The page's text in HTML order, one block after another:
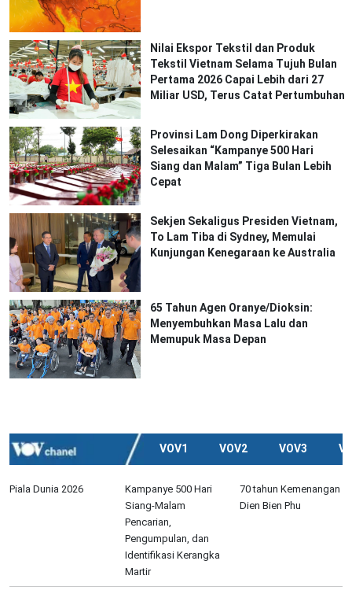
Nilai Ekspor Tekstil dan Produk
Tekstil Vietnam Selama Tujuh Bulan
Pertama 2026 Capai Lebih dari 27
Miliar USD, Terus Catat Pertumbuhan
Provinsi Lam Dong Diperkirakan
Selesaikan “Kampanye 500 Hari
Siang dan Malam” Tiga Bulan Lebih
Cepat
Sekjen Sekaligus Presiden Vietnam,
To Lam Tiba di Sydney, Memulai
Kunjungan Kenegaraan ke Australia
65 Tahun Agen Oranye/Dioksin:
Menyembuhkan Masa Lalu dan
Memupuk Masa Depan
VOV1 VOV2 VOV3
Piala Dunia 2026
Kampanye 500 Hari
Siang-Malam
Pencarian,
Pengumpulan, dan
Identifikasi Kerangka
Martir
70 tahun Kemenangan
Dien Bien Phu